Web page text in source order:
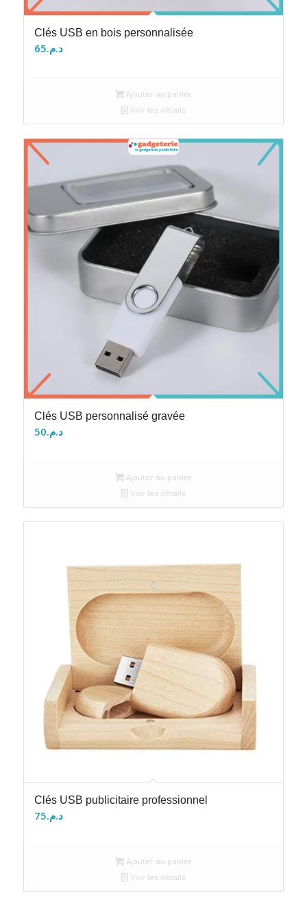
Clés USB en bois personnalisée
د.م.65
Ajouter au panier
Voir les détails
Clés USB personnalisé gravée
د.م.50
Ajouter au panier
Voir les détails
Clés USB publicitaire professionnel
د.م.75
Ajouter au panier
Voir les détails